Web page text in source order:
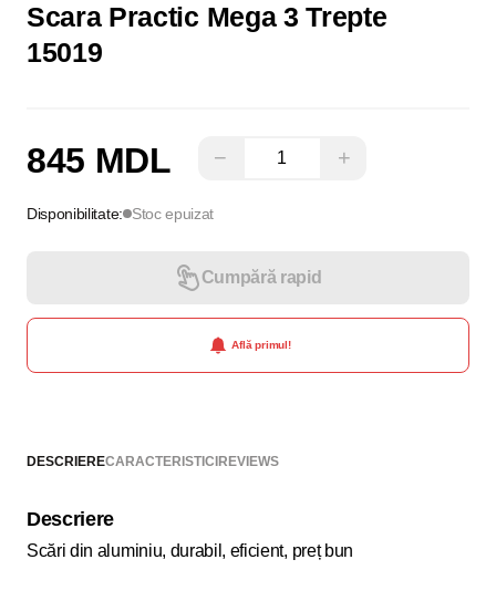
Scara Practic Mega 3 Trepte
15019
845 MDL − +
Disponibilitate: Stoc epuizat
Cumpără rapid
Află primul!
DESCRIERECARACTERISTICIREVIEWS
Descriere
Scări din aluminiu, durabil, eficient, preț bun